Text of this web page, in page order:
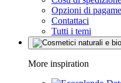
Opzioni di
Contattaci
Tutti i temi
More inspiration